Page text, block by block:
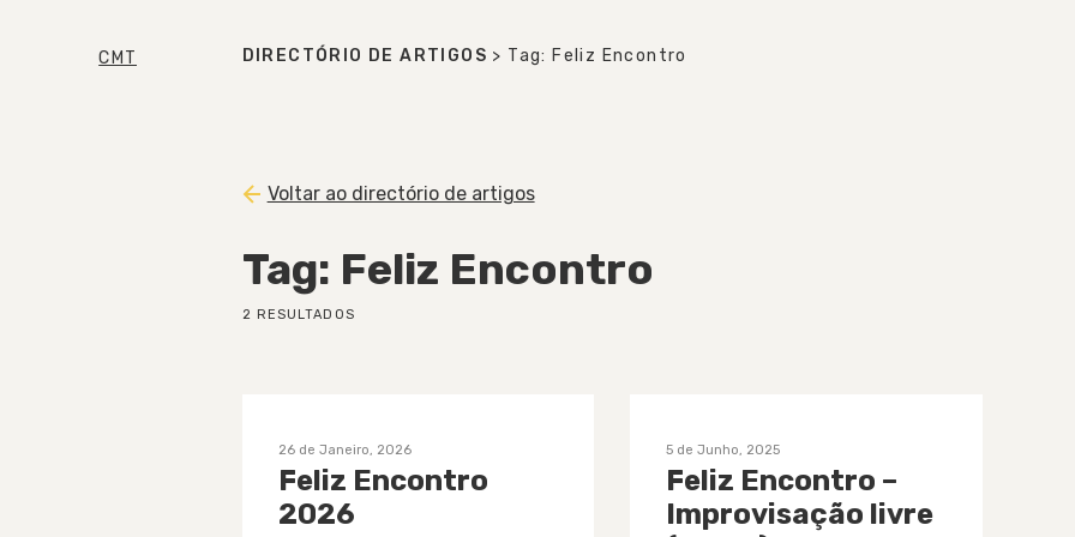
CMT DIRECTÓRIO DE ARTIGOS > Tag: Feliz Encontro
Voltar ao directório de artigos
Tag: Feliz Encontro
2 RESULTADOS
26 de Janeiro, 2026
Feliz Encontro
2026
5 de Junho, 2025
Feliz Encontro –
Improvisação livre